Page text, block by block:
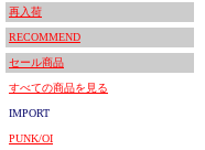
再入荷
RECOMMEND
セール商品
すべての商品を見る
IMPORT
PUNK/OI